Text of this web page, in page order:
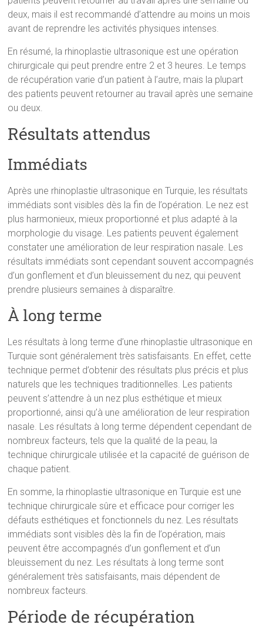
deux, mais il est recommandé d’attendre au moins un mois
avant de reprendre les activités physiques intenses.
En résumé, la rhinoplastie ultrasonique est une opération
chirurgicale qui peut prendre entre 2 et 3 heures. Le temps
de récupération varie d’un patient à l’autre, mais la plupart
des patients peuvent retourner au travail après une semaine
ou deux.
Résultats attendus
Immédiats
Après une rhinoplastie ultrasonique en Turquie, les résultats
immédiats sont visibles dès la fin de l’opération. Le nez est
plus harmonieux, mieux proportionné et plus adapté à la
morphologie du visage. Les patients peuvent également
constater une amélioration de leur respiration nasale. Les
résultats immédiats sont cependant souvent accompagnés
d’un gonflement et d’un bleuissement du nez, qui peuvent
prendre plusieurs semaines à disparaître.
À long terme
Les résultats à long terme d’une rhinoplastie ultrasonique en
Turquie sont généralement très satisfaisants. En effet, cette
technique permet d’obtenir des résultats plus précis et plus
naturels que les techniques traditionnelles. Les patients
peuvent s’attendre à un nez plus esthétique et mieux
proportionné, ainsi qu’à une amélioration de leur respiration
nasale. Les résultats à long terme dépendent cependant de
nombreux facteurs, tels que la qualité de la peau, la
technique chirurgicale utilisée et la capacité de guérison de
chaque patient.
En somme, la rhinoplastie ultrasonique en Turquie est une
technique chirurgicale sûre et efficace pour corriger les
défauts esthétiques et fonctionnels du nez. Les résultats
immédiats sont visibles dès la fin de l’opération, mais
peuvent être accompagnés d’un gonflement et d’un
bleuissement du nez. Les résultats à long terme sont
généralement très satisfaisants, mais dépendent de
nombreux facteurs.
Période de récupération